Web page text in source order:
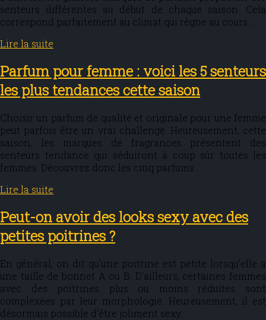
senteurs différentes au début de chaque saison. Cela
correspond parfaitement au climat qui règne au cours…
Lire la suite
Parfum pour femme : voici les 5 senteurs
les plus tendances cette saison
Choisir un parfum de qualité et originale pour une femme
peut parfois être un vrai challenge. Heureusement, cette
saison, les marques de fragrances présentent des
senteurs tendance qui séduiront à coup sûr toutes les
femmes. Découvrez donc les cinq parfums…
Lire la suite
Peut-on avoir des looks sexy avec des
petites poitrines ?
En général, on dit qu’une poitrine est petite lorsqu’elle a
une taille de bonnet A ou B. D’ailleurs, certaines femmes
avec des poitrines plus ou moins réduites sont
complexées par leur morphologie. Heureusement, il est
désormais possible d’être joliment sexy…